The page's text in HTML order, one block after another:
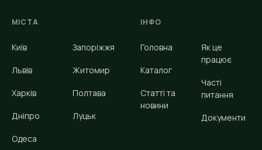
МІСТА
Київ
Львів
Харків
Дніпро
Одеса
Запоріжжя
Житомир
Полтава
Луцьк
ІНФО
Головна
Каталог
Статті та
новини
Як це
працює
Часті
питання
Документи